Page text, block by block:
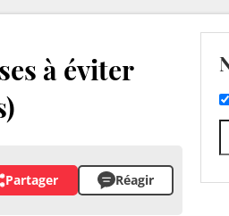
à éviter
Partager Réagir